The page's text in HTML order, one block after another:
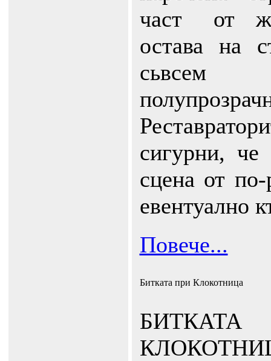
част от
остава на
сигурни, че
сцена от
евентуално
Повече...
Битката при Клокотница